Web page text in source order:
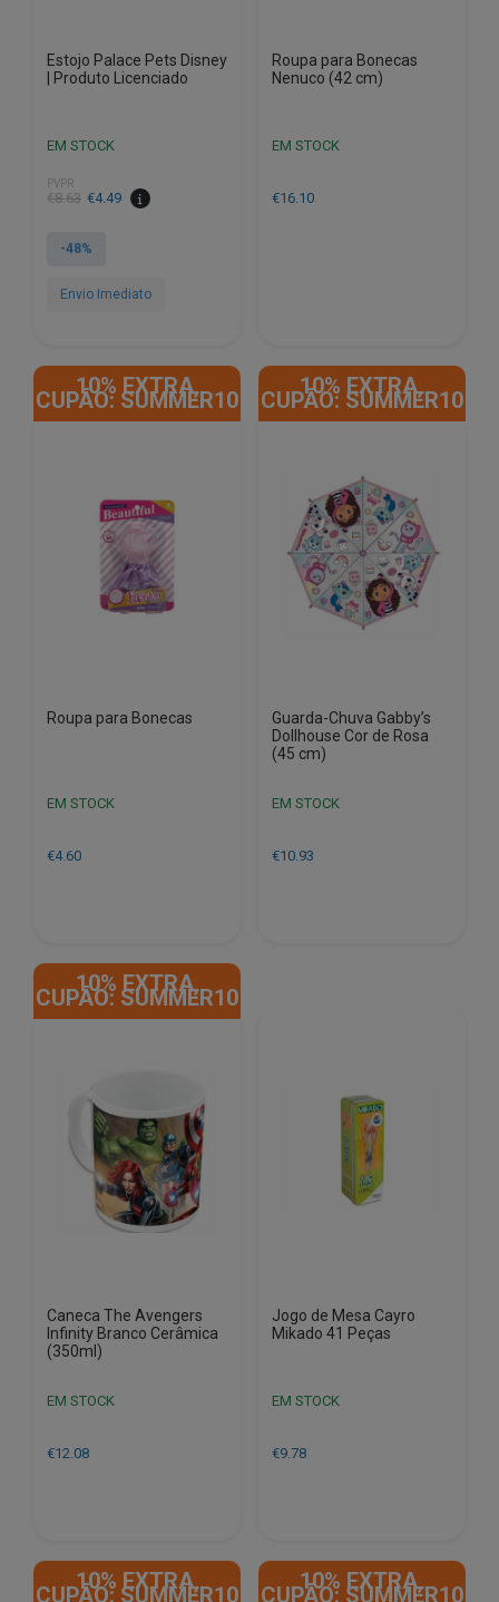
Estojo Palace Pets Disney
| Produto Licenciado
EM STOCK
PVPR
€8.63
O
original
€8.63.
€4.49
O
atual
€4.49.
-48%
Envio Imediato
Roupa para Bonecas
Nenuco (42 cm)
EM STOCK
€16.10
10% EXTRA,
CUPÃO: SUMMER10
Roupa para Bonecas
EM STOCK
€4.60
10% EXTRA,
CUPÃO: SUMMER10
Guarda-Chuva Gabby’s
Dollhouse Cor de Rosa
(45 cm)
EM STOCK
€10.93
10% EXTRA,
CUPÃO: SUMMER10
Caneca The Avengers
Infinity Branco Cerâmica
(350ml)
EM STOCK
€12.08
Jogo de Mesa Cayro
Mikado 41 Peças
EM STOCK
€9.78
10% EXTRA,
CUPÃO: SUMMER10
10% EXTRA,
CUPÃO: SUMMER10